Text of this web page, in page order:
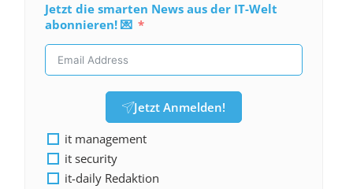
Jetzt die smarten News aus der IT-Welt
abonnieren! 💌
Jetzt Anmelden!
it management
it security
it-daily Redaktion